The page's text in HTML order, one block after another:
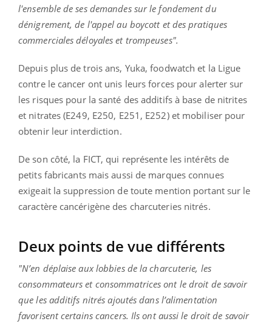
l'ensemble de ses demandes sur le fondement du
dénigrement, de l'appel au boycott et des pratiques
commerciales déloyales et trompeuses".
Depuis plus de trois ans, Yuka, foodwatch et la Ligue
contre le cancer ont unis leurs forces pour alerter sur
les risques pour la santé des additifs à base de nitrites
et nitrates (E249, E250, E251, E252) et mobiliser pour
obtenir leur interdiction.
De son côté, la FICT, qui représente les intérêts de
petits fabricants mais aussi de marques connues
exigeait la suppression de toute mention portant sur le
caractère cancérigène des charcuteries nitrés.
Deux points de vue différents
"N’en déplaise aux lobbies de la charcuterie, les
consommateurs et consommatrices ont le droit de savoir
que les additifs nitrés ajoutés dans l’alimentation
favorisent certains cancers. Ils ont aussi le droit de savoir